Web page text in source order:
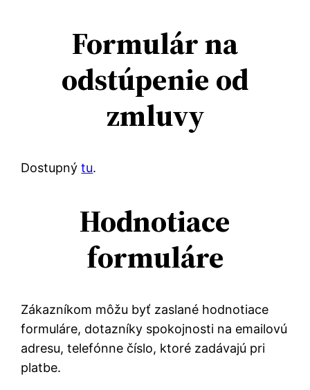
Formulár na
odstúpenie od
zmluvy
Dostupnýtu.
Hodnotiace
formuláre
Zákazníkom môžu byť zaslané hodnotiace
formuláre, dotazníky spokojnosti na emailovú
adresu, telefónne číslo, ktoré zadávajú pri
platbe.